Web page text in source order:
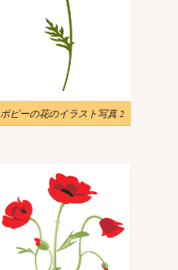
ポピーの花のイラスト写真 2